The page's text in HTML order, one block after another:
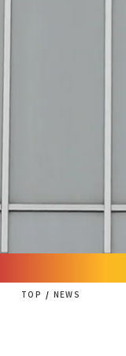
TOP NEWS